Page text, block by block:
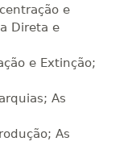
R$ 1.288,78
R$ 1.387,93
e
Direta e
e Extinção;
As
As